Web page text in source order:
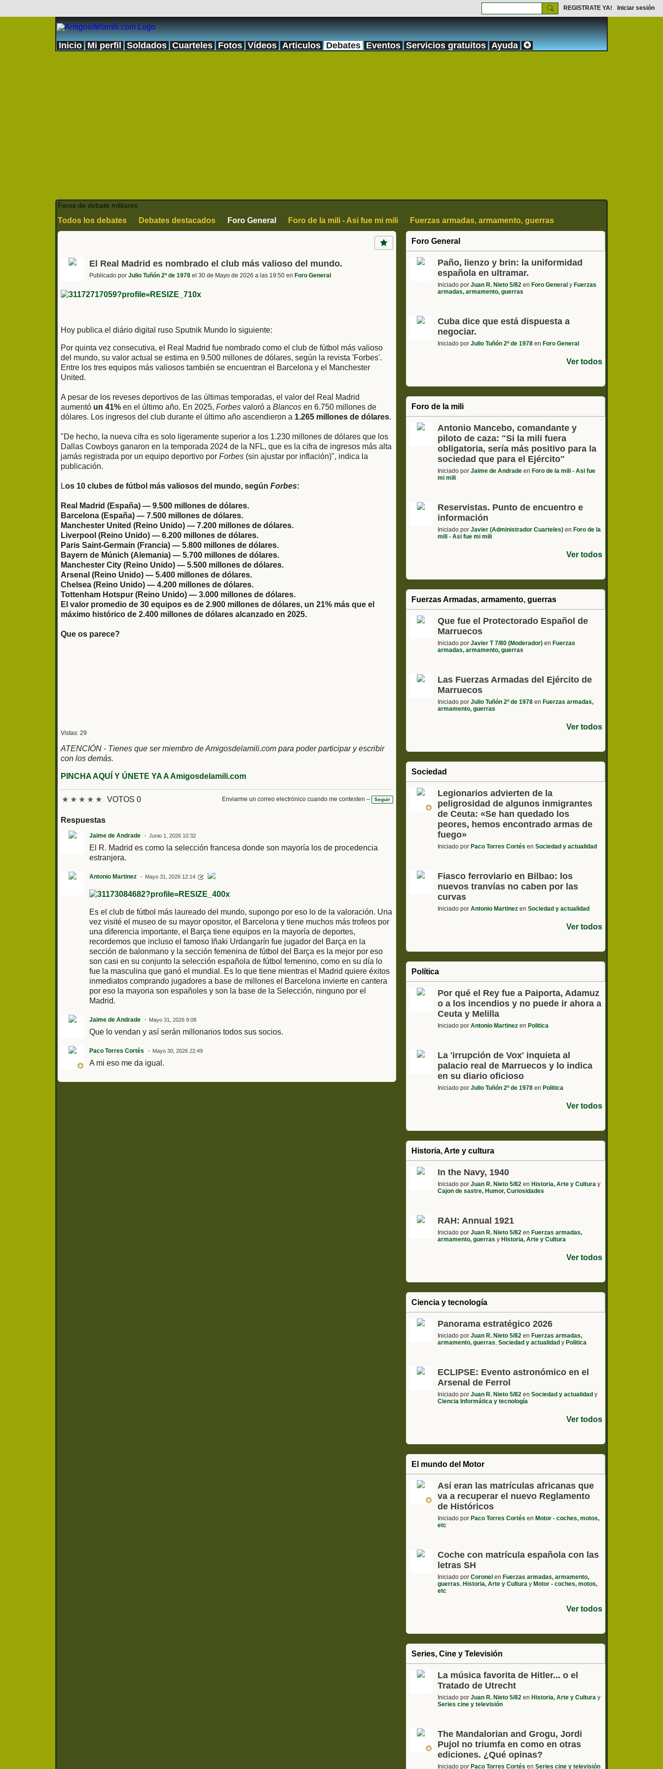
REGISTRATE YA! Iniciar sesión
Inicio Mi perfil Soldados Cuarteles Fotos Vídeos Articulos Debates Eventos Servicios gratuitos Ayuda ✪
Foros de debate militares
Todos los debates Debates destacados Foro General Foro de la mili - Asi fue mi mili
Fuerzas armadas, armamento, guerras
Sociedad y actualidad
Ciencia Informática y tecnología
Motor - coches, motos, etc
Cajon de sastre, Humor, Curiosidades
El Real Madrid es nombrado el club más valioso del mundo.
Publicado por Julio Tuñón 2º de 1978 el 30 de Mayo de 2026 a las 19:50 en Foro General
Hoy publica el diário digital ruso Sputnik Mundo lo siguiente:
Por quinta vez consecutiva, el Real Madrid fue nombrado como el club de fútbol más valioso
del mundo, su valor actual se estima en 9.500 millones de dólares, según la revista 'Forbes'.
Entre los tres equipos más valiosos también se encuentran el Barcelona y el Manchester
United.
A pesar de los reveses deportivos de las últimas temporadas, el valor del Real Madrid
aumentó un 41% en el último año. En 2025, Forbes valoró a Blancos en 6.750 millones de
dólares. Los ingresos del club durante el último año ascendieron a 1.265 millones de dólares.
"De hecho, la nueva cifra es solo ligeramente superior a los 1.230 millones de dólares que los
Dallas Cowboys ganaron en la temporada 2024 de la NFL, que es la cifra de ingresos más alta
jamás registrada por un equipo deportivo por Forbes (sin ajustar por inflación)", indica la
publicación.
Los 10 clubes de fútbol más valiosos del mundo, según Forbes:
Real Madrid (España) — 9.500 millones de dólares.
Barcelona (España) — 7.500 millones de dólares.
Manchester United (Reino Unido) — 7.200 millones de dólares.
Liverpool (Reino Unido) — 6.200 millones de dólares.
Paris Saint-Germain (Francia) — 5.800 millones de dólares.
Bayern de Múnich (Alemania) — 5.700 millones de dólares.
Manchester City (Reino Unido) — 5.500 millones de dólares.
Arsenal (Reino Unido) — 5.400 millones de dólares.
Chelsea (Reino Unido) — 4.200 millones de dólares.
Tottenham Hotspur (Reino Unido) — 3.000 millones de dólares.
El valor promedio de 30 equipos es de 2.900 millones de dólares, un 21% más que el
máximo histórico de 2.400 millones de dólares alcanzado en 2025.
Que os parece?
Vistas: 29
ATENCIÓN - Tienes que ser miembro de Amigosdelamili.com para poder participar y escribir
con los demás.
PINCHA AQUÍ Y ÚNETE YA A Amigosdelamili.com
★ ★ ★ ★ ★ VOTOS 0 Enviarme un correo electrónico cuando me contesten – Seguir
Respuestas
Jaime de Andrade Junio 1, 2026 10:32
El R. Madrid es como la selección francesa donde son mayoría los de procedencia
estranjera.
Antonio Martinez Mayo 31, 2026 12:14
Es el club de fútbol más laureado del mundo, supongo por eso lo de la valoración. Una
vez visité el museo de su mayor opositor, el Barcelona y tiene muchos más trofeos por
una diferencia importante, el Barça tiene equipos en la mayoría de deportes,
recordemos que incluso el famoso Iñaki Urdangarín fue jugador del Barça en la
sección de balonmano y la sección femenina de fútbol del Barça es la mejor por eso
son casi en su conjunto la selección española de fútbol femenino, como en su día lo
fue la masculina que ganó el mundial. Es lo que tiene mientras el Madrid quiere éxitos
inmediatos comprando jugadores a base de millones el Barcelona invierte en cantera
por eso la mayoria son españoles y son la base de la Selección, ninguno por el
Madrid.
Jaime de Andrade Mayo 31, 2026 9:08
Que lo vendan y así serán millonarios todos sus socios.
Paco Torres Cortés Mayo 30, 2026 22:49
A mi eso me da igual.
Foro General
Paño, lienzo y brin: la uniformidad
española en ultramar.
Iniciado porJuan R. Nieto 5/82 en Foro General y Fuerzas
armadas, armamento, guerras
Cuba dice que está dispuesta a
negociar.
Iniciado porJulio Tuñón 2º de 1978 en Foro General
Ver todos
Foro de la mili
Antonio Mancebo, comandante y
piloto de caza: "Si la mili fuera
obligatoria, sería más positivo para la
sociedad que para el Ejército"
Iniciado porJaime de Andrade en Foro de la mili - Asi fue
mi mili
Reservistas. Punto de encuentro e
información
Iniciado porJavier (Administrador Cuarteles) en Foro de la
mili - Asi fue mi mili
Ver todos
Fuerzas Armadas, armamento, guerras
Que fue el Protectorado Español de
Marruecos
Iniciado porJavier T 7/80 (Moderador) en Fuerzas
armadas, armamento, guerras
Las Fuerzas Armadas del Ejército de
Marruecos
Iniciado porJulio Tuñón 2º de 1978 en Fuerzas armadas,
armamento, guerras
Ver todos
Sociedad
Legionarios advierten de la
peligrosidad de algunos inmigrantes
de Ceuta: «Se han quedado los
peores, hemos encontrado armas de
fuego»
Iniciado por Paco Torres Cortés enSociedad y actualidad
Fiasco ferroviario en Bilbao: los
nuevos tranvías no caben por las
curvas
Iniciado porAntonio Martinez enSociedad y actualidad
Ver todos
Política
Por qué el Rey fue a Paiporta, Adamuz
o a los incendios y no puede ir ahora a
Ceuta y Melilla
Iniciado porAntonio Martinez en Politica
La 'irrupción de Vox' inquieta al
palacio real de Marruecos y lo indica
en su diario oficioso
Iniciado porJulio Tuñón 2º de 1978 en Politica
Ver todos
Historia, Arte y cultura
In the Navy, 1940
Iniciado porJuan R. Nieto 5/82 en Historia, Arte y Cultura y
Cajon de sastre, Humor, Curiosidades
RAH: Annual 1921
Iniciado porJuan R. Nieto 5/82 en Fuerzas armadas,
armamento, guerras y Historia, Arte y Cultura
Ver todos
Ciencia y tecnología
Panorama estratégico 2026
Iniciado porJuan R. Nieto 5/82 en Fuerzas armadas,
armamento, guerras,Sociedad y actualidad y Politica
ECLIPSE: Evento astronómico en el
Arsenal de Ferrol
Iniciado porJuan R. Nieto 5/82 enSociedad y actualidad y
Ciencia Informática y tecnología
Ver todos
El mundo del Motor
Así eran las matrículas africanas que
va a recuperar el nuevo Reglamento
de Históricos
Iniciado por Paco Torres Cortés en Motor - coches, motos,
etc
Coche con matrícula española con las
letras SH
Iniciado porCoronel en Fuerzas armadas, armamento,
guerras, Historia, Arte y Cultura y Motor - coches, motos,
etc
Ver todos
Series, Cine y Televisión
La música favorita de Hitler... o el
Tratado de Utrecht
Iniciado porJuan R. Nieto 5/82 en Historia, Arte y Cultura y
Series cine y televisión
The Mandalorian and Grogu, Jordi
Pujol no triumfa en como en otras
ediciones. ¿Qué opinas?
Iniciado por Paco Torres Cortés enSeries cine y televisión